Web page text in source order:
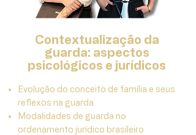
Contextualização da
guarda: aspectos
psicológicos e jurídicos
Evolução do conceito de família e seus
reflexos na guarda
Modalidades de guarda no
ordenamento jurídico brasileiro